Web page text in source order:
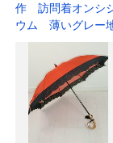
作 訪問着オンシ
ウム 薄いグレー